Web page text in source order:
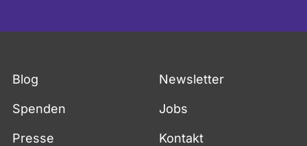
Blog Newsletter
Spenden Jobs
Presse Kontakt